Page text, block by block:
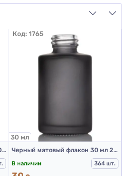
Матовый флакон 30 мл 20/410 "Оникс"
Код: 1765
30 мл
Черный матовый флакон 30 мл 20/410 "Оникс"
В наличии
364 шт.